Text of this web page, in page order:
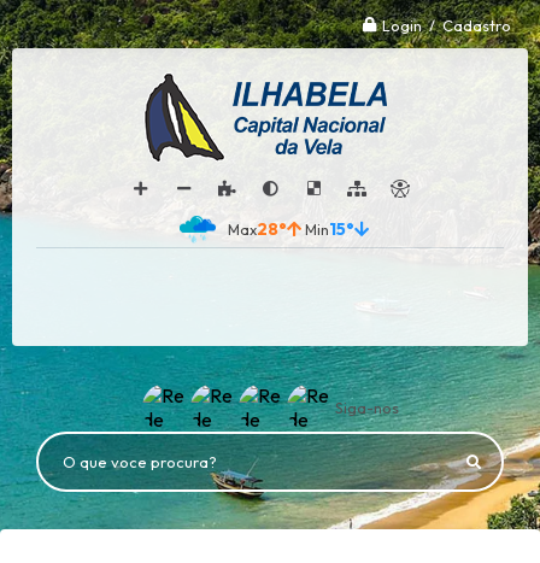
Login / Cadastro
28° 15°
Siga-nos
O que voce procura?